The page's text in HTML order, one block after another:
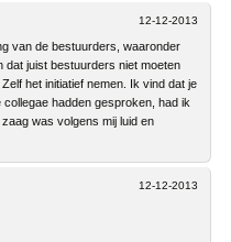
12-12-2013
van de bestuurders, waaronder
dat juist bestuurders niet moeten
het initiatief nemen. Ik vind dat je
hadden gesproken, had ik
was volgens mij luid en
12-12-2013